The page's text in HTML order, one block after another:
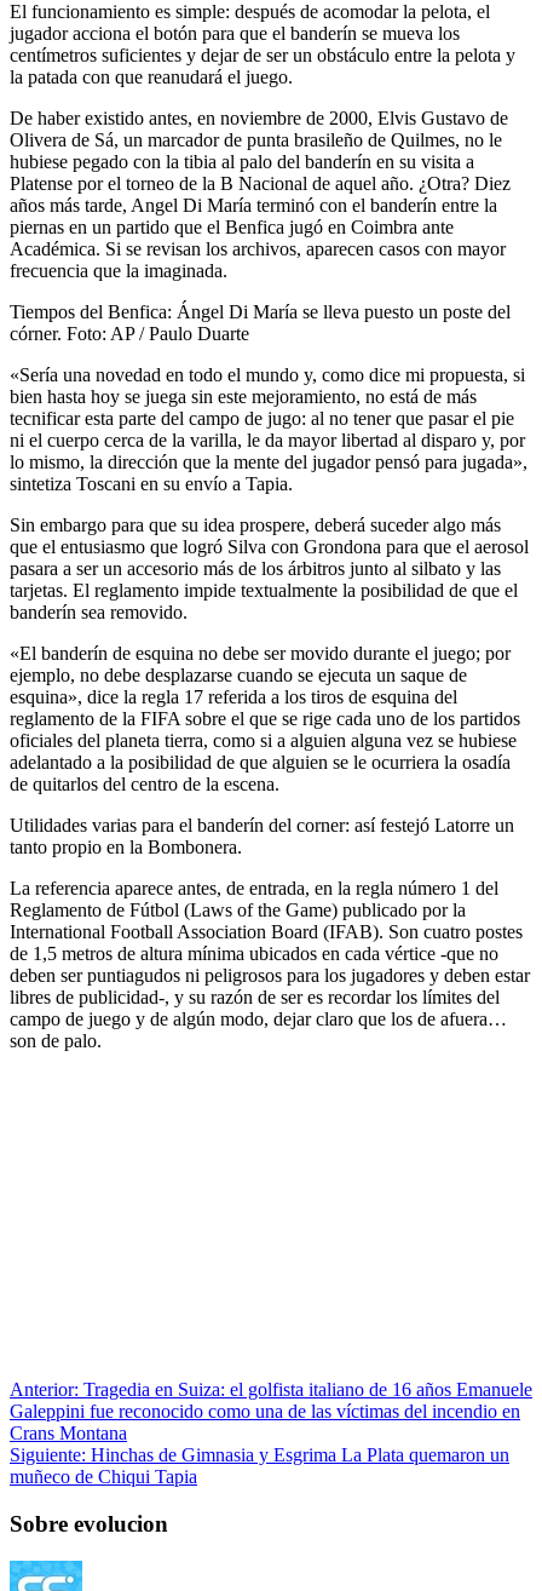
El funcionamiento es simple: después de acomodar la pelota, el
jugador acciona el botón para que el banderín se mueva los
centímetros suficientes y dejar de ser un obstáculo entre la pelota y
la patada con que reanudará el juego.
De haber existido antes, en noviembre de 2000, Elvis Gustavo de
Olivera de Sá, un marcador de punta brasileño de Quilmes, no le
hubiese pegado con la tibia al palo del banderín en su visita a
Platense por el torneo de la B Nacional de aquel año. ¿Otra? Diez
años más tarde, Angel Di María terminó con el banderín entre la
piernas en un partido que el Benfica jugó en Coimbra ante
Académica. Si se revisan los archivos, aparecen casos con mayor
frecuencia que la imaginada.
Tiempos del Benfica: Ángel Di María se lleva puesto un poste del
córner. Foto: AP / Paulo Duarte
«Sería una novedad en todo el mundo y, como dice mi propuesta, si
bien hasta hoy se juega sin este mejoramiento, no está de más
tecnificar esta parte del campo de jugo: al no tener que pasar el pie
ni el cuerpo cerca de la varilla, le da mayor libertad al disparo y, por
lo mismo, la dirección que la mente del jugador pensó para jugada»,
sintetiza Toscani en su envío a Tapia.
Sin embargo para que su idea prospere, deberá suceder algo más
que el entusiasmo que logró Silva con Grondona para que el aerosol
pasara a ser un accesorio más de los árbitros junto al silbato y las
tarjetas. El reglamento impide textualmente la posibilidad de que el
banderín sea removido.
«El banderín de esquina no debe ser movido durante el juego; por
ejemplo, no debe desplazarse cuando se ejecuta un saque de
esquina», dice la regla 17 referida a los tiros de esquina del
reglamento de la FIFA sobre el que se rige cada uno de los partidos
oficiales del planeta tierra, como si a alguien alguna vez se hubiese
adelantado a la posibilidad de que alguien se le ocurriera la osadía
de quitarlos del centro de la escena.
Utilidades varias para el banderín del corner: así festejó Latorre un
tanto propio en la Bombonera.
La referencia aparece antes, de entrada, en la regla número 1 del
Reglamento de Fútbol (Laws of the Game) publicado por la
International Football Association Board (IFAB). Son cuatro postes
de 1,5 metros de altura mínima ubicados en cada vértice -que no
deben ser puntiagudos ni peligrosos para los jugadores y deben estar
libres de publicidad-, y su razón de ser es recordar los límites del
campo de juego y de algún modo, dejar claro que los de afuera…
son de palo.
Anterior: Tragedia en Suiza: el golfista italiano de 16 años Emanuele
Galeppini fue reconocido como una de las víctimas del incendio en
Crans Montana
Siguiente: Hinchas de Gimnasia y Esgrima La Plata quemaron un
muñeco de Chiqui Tapia
Sobre evolucion